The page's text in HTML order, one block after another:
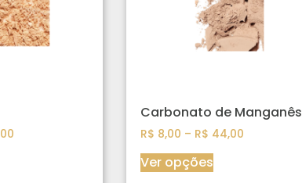
Carbonato de Manganês
R$ 8,00 – R$ 44,00
Ver opções